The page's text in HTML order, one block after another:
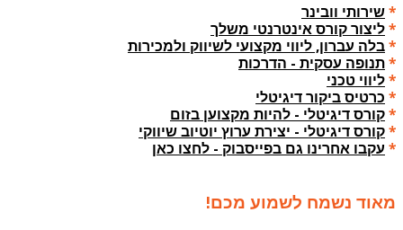
*שירותי וובינר
*ליצור קורס אינטרנטי משלך
*בלה עברון, ליווי מקצועי לשיווק ולמכירות
*תנופה עסקית - הדרכות
*ליווי טכני
* כרטיס ביקור דיגיטלי
*קורס דיגיטלי - להיות מקצוען בזום
*קורס דיגיטלי - יצירת ערוץ יוטיוב שיווקי
* עקבו אחרינו גם בפייסבוק - לחצו כאן
מאוד נשמח לשמוע מכם!